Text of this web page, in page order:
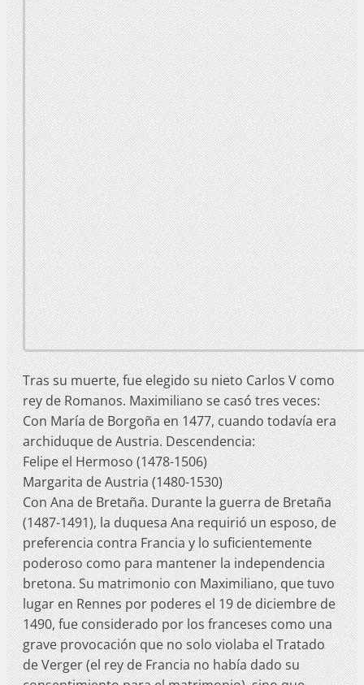
Tras su muerte, fue elegido su nieto Carlos V como
rey de Romanos. Maximiliano se casó tres veces:
Con María de Borgoña en 1477, cuando todavía era
archiduque de Austria. Descendencia:
Felipe el Hermoso (1478-1506)
Margarita de Austria (1480-1530)
Con Ana de Bretaña. Durante la guerra de Bretaña
(1487-1491), la duquesa Ana requirió un esposo, de
preferencia contra Francia y lo suficientemente
poderoso como para mantener la independencia
bretona. Su matrimonio con Maximiliano, que tuvo
lugar en Rennes por poderes el 19 de diciembre de
1490, fue considerado por los franceses como una
grave provocación que no solo violaba el Tratado
de Verger (el rey de Francia no había dado su